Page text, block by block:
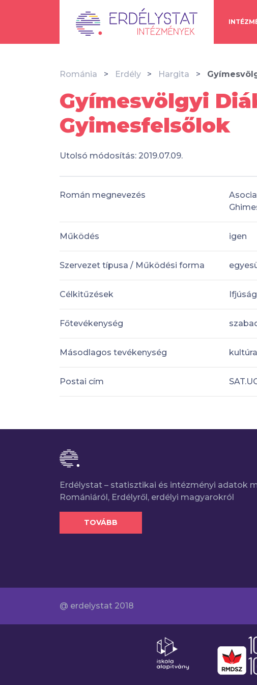
Románia Erdély Hargita
Gyímesvölgyi
Gyimesfelsőlok
Utolsó módosítás: 2019.07.09.
Román megnevezés
Működés igen
Szervezet típusa / Működési forma
Célkitűzések
Főtevékenység
Másodlagos tevékenység kultúra
Postai cím
Erdélystat – statisztikai és intézményi adatok
Romániáról, Erdélyről, erdélyi magyarokról
TOVÁBB
@ erdelystat 2018